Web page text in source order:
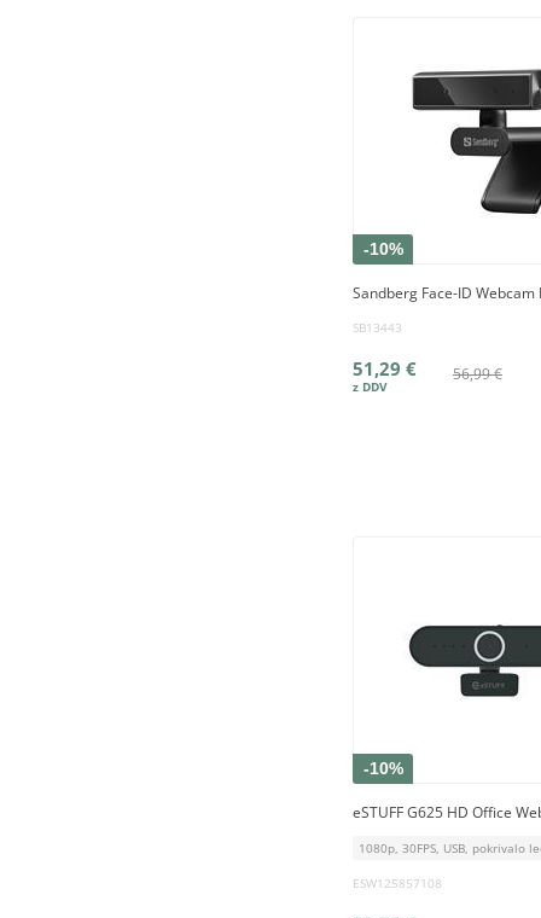
-10%
Sandberg Face-ID
SB13443
56,99 €
51,29 €
-10%
eSTUFF G625 HD Office
1080p, 30FPS, USB, pokrivalo
ESW125857108